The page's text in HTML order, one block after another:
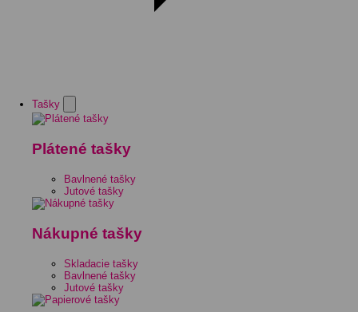
Tašky
Plátené tašky
Bavlnené tašky
Jutové tašky
Nákupné tašky
Skladacie tašky
Bavlnené tašky
Jutové tašky